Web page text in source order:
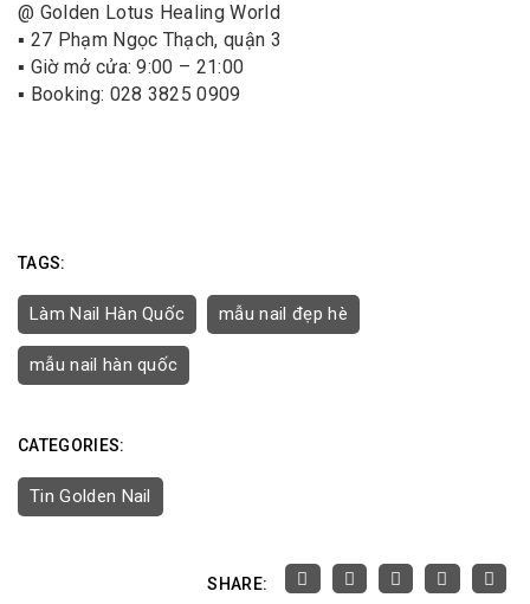
@ Golden Lotus Healing World
▪️ 27 Phạm Ngọc Thạch, quận 3
▪️ Giờ mở cửa: 9:00 – 21:00
▪️ Booking: 028 3825 0909
TAGS:
Làm Nail Hàn Quốc mẫu nail đẹp hè
mẫu nail hàn quốc
CATEGORIES:
Tin Golden Nail
SHARE: